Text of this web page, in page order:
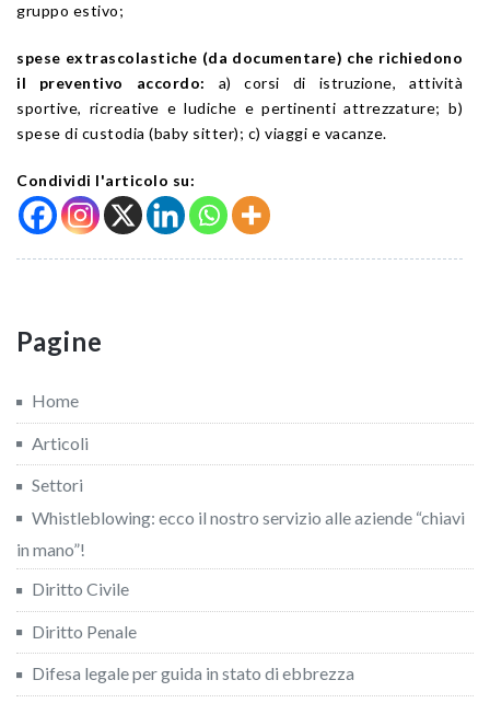
gruppo estivo;
spese extrascolastiche (da documentare) che richiedono
il preventivo accordo: a) corsi di istruzione, attività
sportive, ricreative e ludiche e pertinenti attrezzature; b)
spese di custodia (baby sitter); c) viaggi e vacanze.
Condividi l'articolo su:
Pagine
Home
Articoli
Settori
Whistleblowing: ecco il nostro servizio alle aziende “chiavi
in mano”!
Diritto Civile
Diritto Penale
Difesa legale per guida in stato di ebbrezza